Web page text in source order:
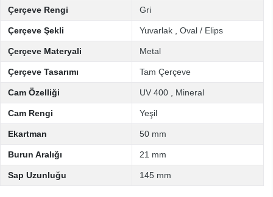
Çerçeve Rengi Gri
Çerçeve Şekli Yuvarlak Oval / Elips
Çerçeve Materyali Metal
Çerçeve Tasarımı Tam Çerçeve
Cam Özelliği UV 400 Mineral
Cam Rengi Yeşil
Ekartman 50 mm
Burun Aralığı 21 mm
Sap Uzunluğu 145 mm